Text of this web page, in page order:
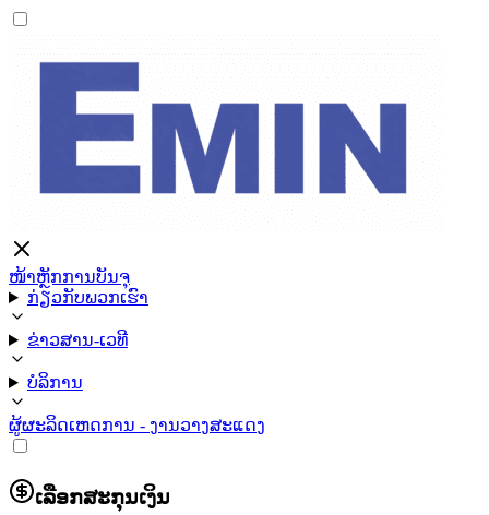
ໜ້າຫຼັກການບັນຈຸ
ກ່ຽວກັບພວກເຮົາ
ຂ່າວສານ-ເວທີ
ບໍລິການ
ຜູ້ຜະລິດເຫດການ - ງານວາງສະແດງ
ເລືອກສະກຸນເງິນ